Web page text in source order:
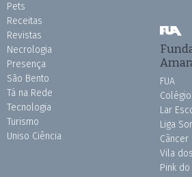
Pets
Receitas
Revistas
Necrologia
Presença
São Bento
Tá na Rede
Tecnologia
Turismo
Uniso Ciência
FUA
Lar
Liga
Câncer
Vila
Pink do